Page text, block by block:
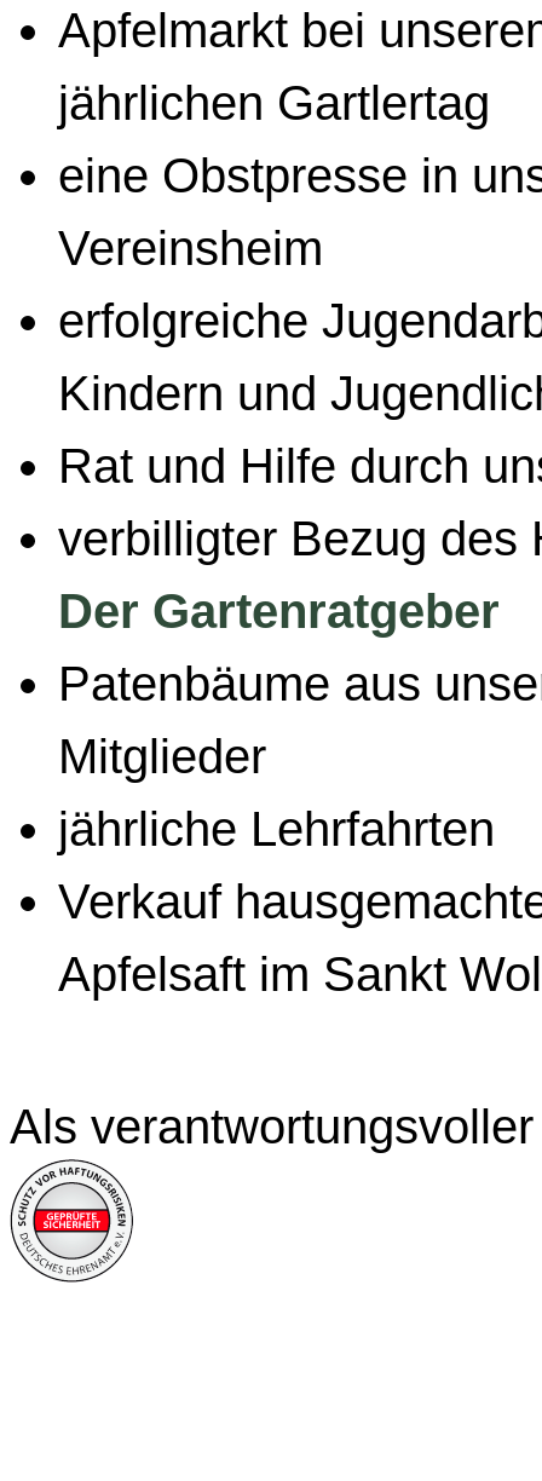
Apfelmarkt bei
jährlichen Gartlertag
eine Obstpresse in
Vereinsheim
erfolgreiche
Kindern und
Rat und Hilfe durch
verbilligter Bezug des
Der Gartenratgeber
Patenbäume aus
Mitglieder
jährliche Lehrfahrten
Verkauf
Apfelsaft im Sankt
Als